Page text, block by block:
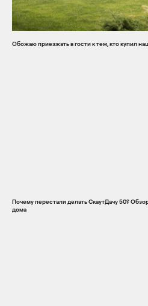
Обожаю приезжать в гости к тем, кто купил
Почему перестали делать СкаутДачу 50?
дома